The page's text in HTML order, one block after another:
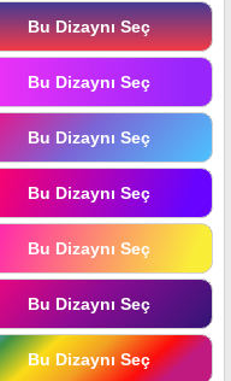
Bu Dizaynı Seç
Bu Dizaynı Seç
Bu Dizaynı Seç
Bu Dizaynı Seç
Bu Dizaynı Seç
Bu Dizaynı Seç
Bu Dizaynı Seç